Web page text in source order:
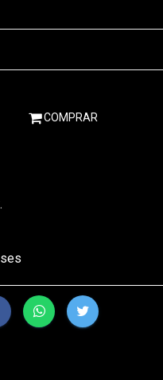
COMPRAR
.